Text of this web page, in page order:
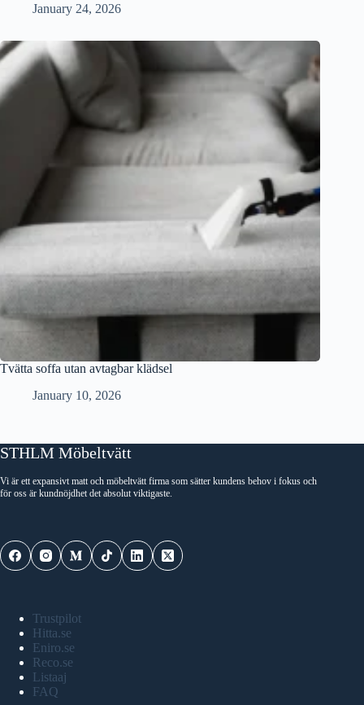
January 24, 2026
Tvätta soffa utan avtagbar klädsel
January 10, 2026
STHLM Möbeltvätt
Vi är ett expansivt matt och möbeltvätt firma som sätter kundens behov i fokus och
för oss är kundnöjdhet det absolut viktigaste.
Trustpilot
Hitta.se
Eniro.se
Reco.se
Listaaj
FAQ